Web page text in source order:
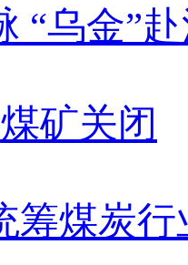
“乌金”
矿关闭
筹煤炭